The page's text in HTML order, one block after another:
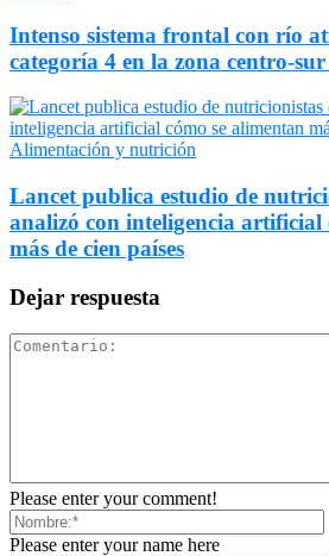
Intenso sistema frontal con río
categoría 4 en la zona centro-
Alimentación y nutrición
Lancet publica estudio de
analizó con inteligencia artificial
más de cien países
Dejar respuesta
Please enter your comment!
Please enter your name here